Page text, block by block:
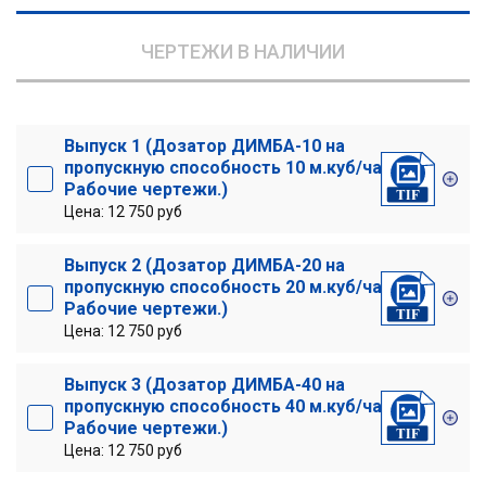
ЧЕРТЕЖИ В НАЛИЧИИ
Выпуск 1 (Дозатор ДИМБА-10 на
пропускную способность 10 м.куб/час.
Рабочие чертежи.)
Цена: 12 750 руб
Выпуск 2 (Дозатор ДИМБА-20 на
пропускную способность 20 м.куб/час.
Рабочие чертежи.)
Цена: 12 750 руб
Выпуск 3 (Дозатор ДИМБА-40 на
пропускную способность 40 м.куб/час.
Рабочие чертежи.)
Цена: 12 750 руб